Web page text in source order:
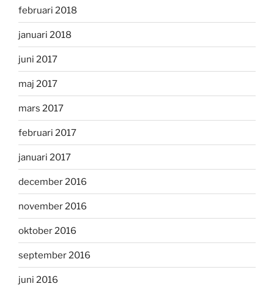
februari 2018
januari 2018
juni 2017
maj 2017
mars 2017
februari 2017
januari 2017
december 2016
november 2016
oktober 2016
september 2016
juni 2016